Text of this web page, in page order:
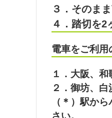
３．そのま
４．踏切を2
電車をご利用
１．大阪、
２．御坊、
（＊）駅か
さい。